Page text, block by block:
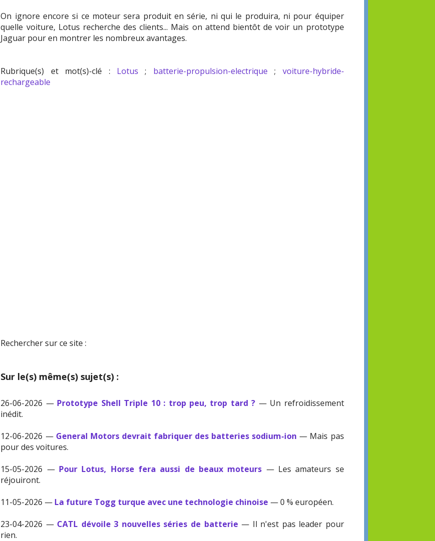
On ignore encore si ce moteur sera produit en série, ni qui le produira, ni pour équiper
quelle voiture, Lotus recherche des clients... Mais on attend bientôt de voir un prototype
Jaguar pour en montrer les nombreux avantages.
Rubrique(s) et mot(s)-clé : Lotus ; batterie-propulsion-electrique ; voiture-hybride-
rechargeable
Rechercher sur ce site :
Sur le(s) même(s) sujet(s) :
26-06-2026 — Prototype Shell Triple 10 : trop peu, trop tard ? — Un refroidissement
inédit.
12-06-2026 — General Motors devrait fabriquer des batteries sodium-ion — Mais pas
pour des voitures.
15-05-2026 — Pour Lotus, Horse fera aussi de beaux moteurs — Les amateurs se
réjouiront.
11-05-2026 — La future Togg turque avec une technologie chinoise — 0 % européen.
23-04-2026 — CATL dévoile 3 nouvelles séries de batterie — Il n'est pas leader pour
rien.